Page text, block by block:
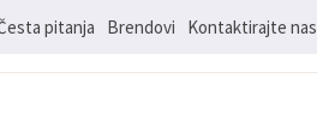
pitanja Brendovi Kontaktirajte nas